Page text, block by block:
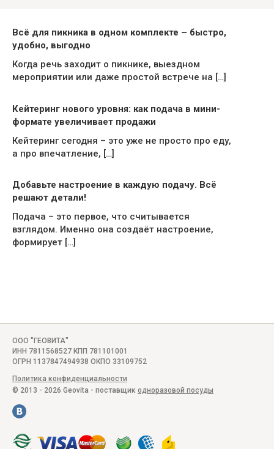
Всё для пикника в одном комплекте – быстро,
удобно, выгодно
Когда речь заходит о пикнике, выездном
мероприятии или даже простой встрече на […]
Кейтеринг нового уровня: как подача в мини-
формате увеличивает продажи
Кейтеринг сегодня – это уже не просто про еду,
а про впечатление, […]
Добавьте настроение в каждую подачу. Всё
решают детали!
Подача – это первое, что считывается
взглядом. Именно она создаёт настроение,
формирует […]
ООО "ГЕОВИТА"
ИНН 7811568527 КПП 781101001
ОГРН 1137847494938 ОКПО 33109752
Политика конфиденциальности
© 2013 - 2026 Geovita - поставщик одноразовой посуды